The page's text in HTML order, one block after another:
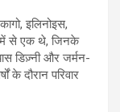
इलिनोइस,
में से एक थे, जिनके
डिज़्नी और जर्मन-
के दौरान परिवार